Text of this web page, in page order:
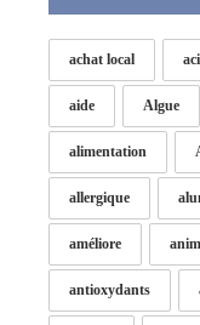
achat local
aide Algue
alimentation
allergique
améliore
antioxydants